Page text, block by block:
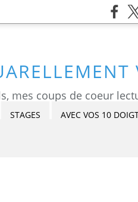
STAGES AVEC VOS 10